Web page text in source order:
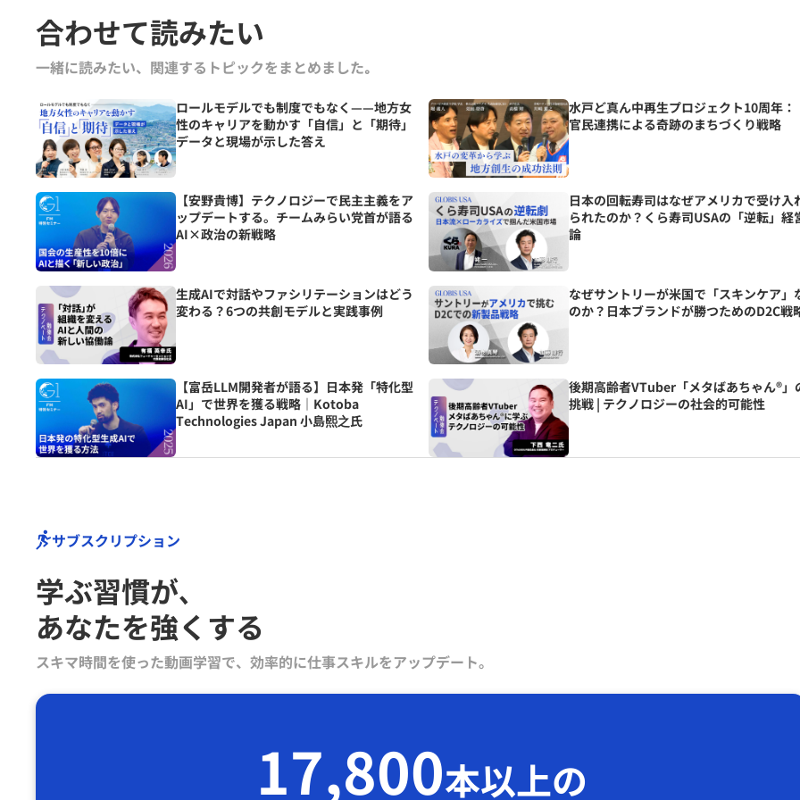
合わせて読みたい
一緒に読みたい、関連するトピックをまとめました｡
ロールモデルでも制度でもなく——地方女
性のキャリアを動かす「自信」と「期待」
データと現場が示した答え
水戸ど真ん中再生プロジェクト10周年：
官民連携による奇跡のまちづくり戦略
【安野貴博】テクノロジーで民主主義をア
ップデートする。チームみらい党首が語る
AI×政治の新戦略
日本の回転寿司はなぜアメリカで受け入
られたのか？くら寿司USAの「逆転」経
論
生成AIで対話やファシリテーションはどう
変わる？6つの共創モデルと実践事例
なぜサントリーが米国で「スキンケア」
のか？日本ブランドが勝つためのD2C戦
【富岳LLM開発者が語る】日本発「特化型
AI」で世界を獲る戦略｜Kotoba
Technologies Japan 小島熙之氏
後期高齢者VTuber「メタばあちゃん®」
挑戦 | テクノロジーの社会的可能性
サブスクリプション
学ぶ習慣が､
あなたを強くする
スキマ時間を使った動画学習で、効率的に仕事スキルをアップデート。
17,800本以上の